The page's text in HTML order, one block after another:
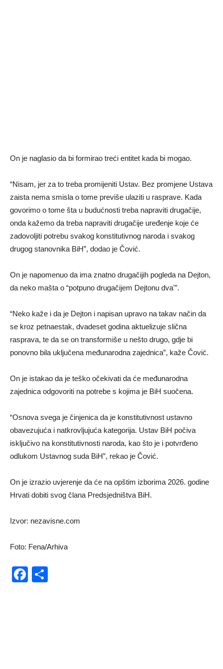
On je naglasio da bi formirao treći entitet kada bi mogao.
“Nisam, jer za to treba promijeniti Ustav. Bez promjene Ustava
zaista nema smisla o tome previše ulaziti u rasprave. Kada
govorimo o tome šta u budućnosti treba napraviti drugačije,
onda kažemo da treba napraviti drugačije uređenje koje će
zadovoljiti potrebu svakog konstitutivnog naroda i svakog
drugog stanovnika BiH”, dodao je Čović.
On je napomenuo da ima znatno drugačijih pogleda na Dejton,
da neko mašta o “potpuno drugačijem Dejtonu dva'”.
“Neko kaže i da je Dejton i napisan upravo na takav način da
se kroz petnaestak, dvadeset godina aktuelizuje slična
rasprava, te da se on transformiše u nešto drugo, gdje bi
ponovno bila uključena međunarodna zajednica”, kaže Čović.
On je istakao da je teško očekivati da će međunarodna
zajednica odgovoriti na potrebe s kojima je BiH suočena.
“Osnova svega je činjenica da je konstitutivnost ustavno
obavezujuća i natkrovljujuća kategorija. Ustav BiH počiva
isključivo na konstitutivnosti naroda, kao što je i potvrđeno
odlukom Ustavnog suda BiH”, rekao je Čović.
On je izrazio uvjerenje da će na opštim izborima 2026. godine
Hrvati dobiti svog člana Predsjedništva BiH.
Izvor: nezavisne.com
Foto: Fena/Arhiva
Facebook